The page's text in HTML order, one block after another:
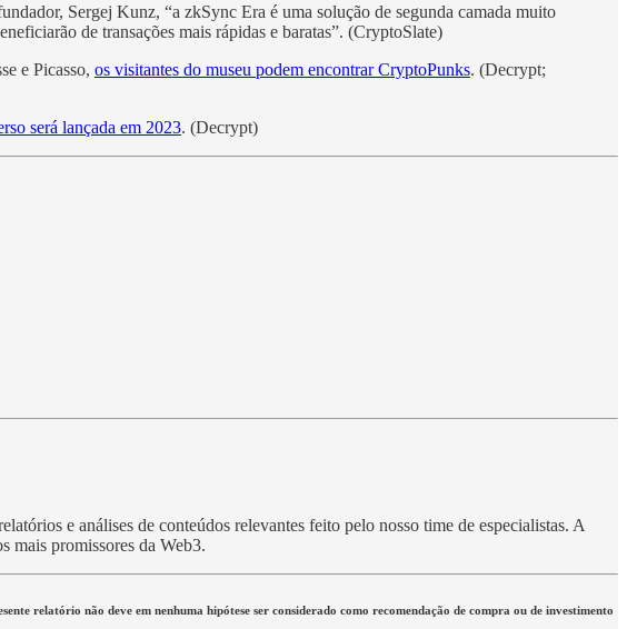
Sergej Kunz, “a zkSync Era é uma solução de segunda camada muito
de transações mais rápidas e baratas”. (CryptoSlate)
e Picasso, os visitantes do museu podem encontrar CryptoPunks. (Decrypt;
será lançada em 2023. (Decrypt)
e análises de conteúdos relevantes feito pelo nosso time de especialistas. A
mais promissores da Web3.
relatório não deve em nenhuma hipótese ser considerado como recomendação de compra ou de investimento